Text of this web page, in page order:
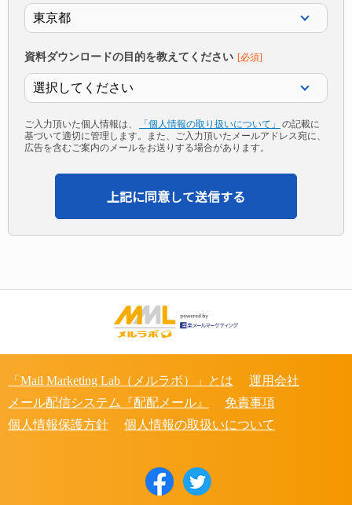
資料ダウンロードの目的を教えてください
ご入力頂いた個人情報は、 「個人情報の取り扱いについて」
の記載に
基づいて適切に管理します。また、ご入力頂いたメールアドレス宛に、
広告を含むご案内のメールをお送りする場合があります。
「Mail Marketing Lab（メルラボ）」とは
運用会社
メール配信システム『配配メール』
免責事項
個人情報保護方針
個人情報の取扱いについて